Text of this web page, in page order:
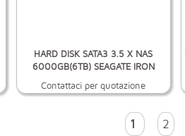
HARD DISK SATA3 3.5 X NAS
6000GB(6TB) SEAGATE IRON
Contattaci per quotazione
1 2